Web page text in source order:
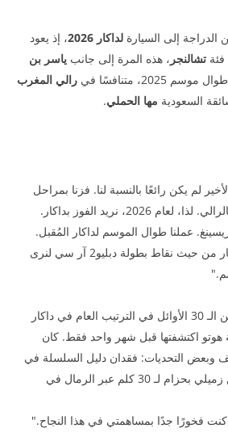
الدراجة إلى السيارة لداكار 2026
، إذ يعود
تشالنجر ، هذه المرة إلى جانب ياسر بن
متنافسًا في
رالي المغرب
السعودية مها الحملي.
لم يكن رائعًا بالنسبة لنا. فزنا بمراحل
لكننا لم نتمكن من الفوز بالرالي. لذا، لعام 2026، نريد الفوز بداكار.
عملنا طوال الموسم لداكار المُقبل.
سنرى ما سيحدث في داكار من حيث نقاط بطولة دبليو2 آر سي لنرى
: "أنهيت ضمن الـ 30 الأوائل في الترتيب العام في داكار
هوتو اكتشفتها قبل شهر واحد فقط. كان
وبعض التحديات: فقدان دليل السلسلة في
مرحلة واحدة وسحبي من زميلي بحزام لـ 30 كلم عبر الرمال في
كنت فخورًا جدًا بمساهمتي في هذا النجاح."